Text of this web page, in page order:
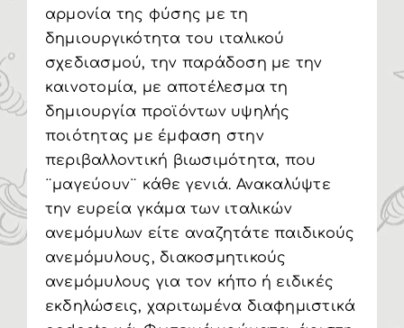
αρμονία της φύσης με τη
δημιουργικότητα του ιταλικού
σχεδιασμού, την παράδοση με την
καινοτομία, με αποτέλεσμα τη
δημιουργία προϊόντων υψηλής
ποιότητας με έμφαση στην
περιβαλλοντική βιωσιμότητα, που
¨μαγεύουν¨ κάθε γενιά. Ανακαλύψτε
την ευρεία γκάμα των ιταλικών
ανεμόμυλων είτε αναζητάτε παιδικούς
ανεμόμυλους, διακοσμητικούς
ανεμόμυλους για τον κήπο ή ειδικές
εκδηλώσεις, χαριτωμένα διαφημιστικά